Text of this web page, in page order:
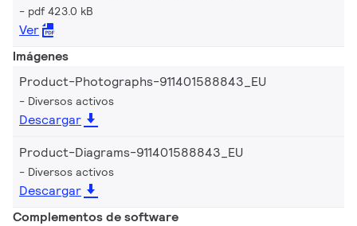
pdf 423.0 kB
Ver
Imágenes
Product-Photographs-911401588843_EU
Diversos activos
Descargar
Product-Diagrams-911401588843_EU
Diversos activos
Descargar
Complementos de software